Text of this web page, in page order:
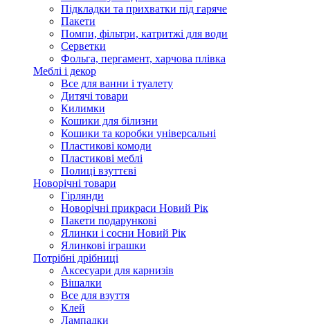
Підкладки та прихватки під гаряче
Пакети
Помпи, фільтри, катритжі для води
Серветки
Фольга, пергамент, харчова плівка
Меблі і декор
Все для ванни і туалету
Дитячі товари
Килимки
Кошики для білизни
Кошики та коробки універсальні
Пластикові комоди
Пластикові меблі
Полиці взуттєві
Новорічні товари
Гірлянди
Новорічні прикраси Новий Рік
Пакети подарункові
Ялинки і сосни Новий Рік
Ялинкові іграшки
Потрібні дрібниці
Аксесуари для карнизів
Вішалки
Все для взуття
Клей
Лампадки